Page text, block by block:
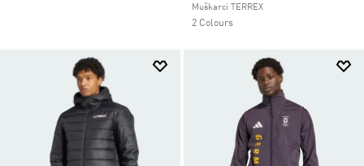
Muškarci TERREX
2 Colours